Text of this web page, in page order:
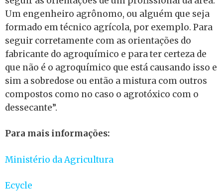
Um engenheiro agrônomo, ou alguém que seja
formado em técnico agrícola, por exemplo. Para
seguir corretamente com as orientações do
fabricante do agroquímico e para ter certeza de
que não é o agroquímico que está causando isso e
sim a sobredose ou então a mistura com outros
compostos como no caso o agrotóxico com o
dessecante”.
Para mais informações:
Ministério da Agricultura
Ecycle